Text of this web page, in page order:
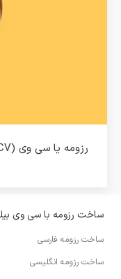
ساخت رزومه با سی وی
ساخت رزومه فارسی
ساخت رزومه انگلیسی